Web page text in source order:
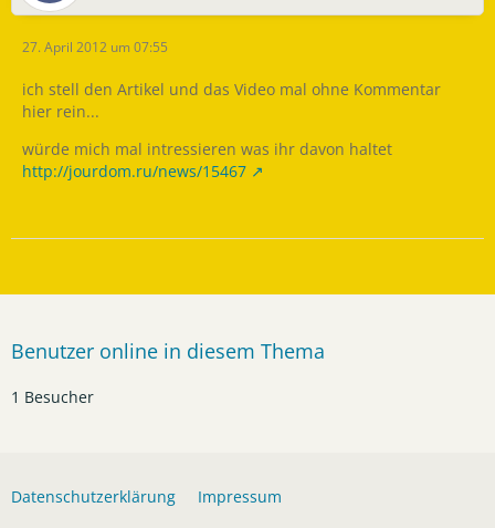
27. April 2012 um 07:55
ich stell den Artikel und das Video mal ohne Kommentar
hier rein...
würde mich mal intressieren was ihr davon haltet
http://jourdom.ru/news/15467
Benutzer online in diesem Thema
1 Besucher
Datenschutzerklärung Impressum